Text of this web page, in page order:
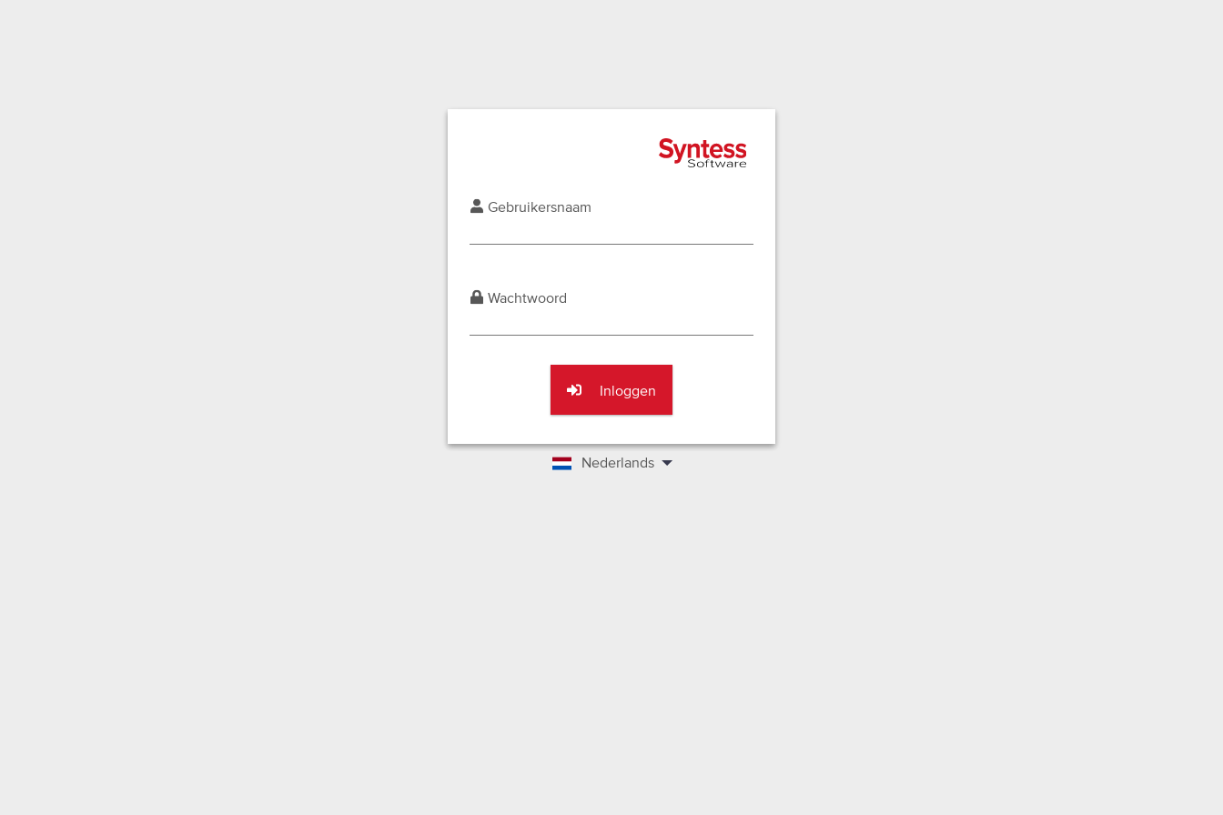
Gebruikersnaam
Wachtwoord
Inloggen
Nederlands